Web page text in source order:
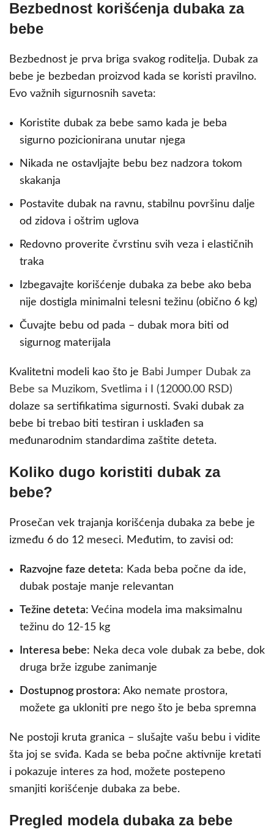
Bezbednost korišćenja dubaka za
bebe
Bezbednost je prva briga svakog roditelja. Dubak za
bebe je bezbedan proizvod kada se koristi pravilno.
Evo važnih sigurnosnih saveta:
Koristite dubak za bebe samo kada je beba
sigurno pozicionirana unutar njega
Nikada ne ostavljajte bebu bez nadzora tokom
skakanja
Postavite dubak na ravnu, stabilnu površinu dalje
od zidova i oštrim uglova
Redovno proverite čvrstinu svih veza i elastičnih
traka
Izbegavajte korišćenje dubaka za bebe ako beba
nije dostigla minimalni telesni težinu (obično 6 kg)
Čuvajte bebu od pada – dubak mora biti od
sigurnog materijala
Kvalitetni modeli kao što je Babi Jumper Dubak za
Bebe sa Muzikom, Svetlima i I (12000.00 RSD)
dolaze sa sertifikatima sigurnosti. Svaki dubak za
bebe bi trebao biti testiran i usklađen sa
međunarodnim standardima zaštite deteta.
Koliko dugo koristiti dubak za
bebe?
Prosečan vek trajanja korišćenja dubaka za bebe je
između 6 do 12 meseci. Međutim, to zavisi od:
Razvojne faze deteta: Kada beba počne da ide,
dubak postaje manje relevantan
Težine deteta: Većina modela ima maksimalnu
težinu do 12-15 kg
Interesa bebe: Neka deca vole dubak za bebe, dok
druga brže izgube zanimanje
Dostupnog prostora: Ako nemate prostora,
možete ga ukloniti pre nego što je beba spremna
Ne postoji kruta granica – slušajte vašu bebu i vidite
šta joj se sviđa. Kada se beba počne aktivnije kretati
i pokazuje interes za hod, možete postepeno
smanjiti korišćenje dubaka za bebe.
Pregled modela dubaka za bebe